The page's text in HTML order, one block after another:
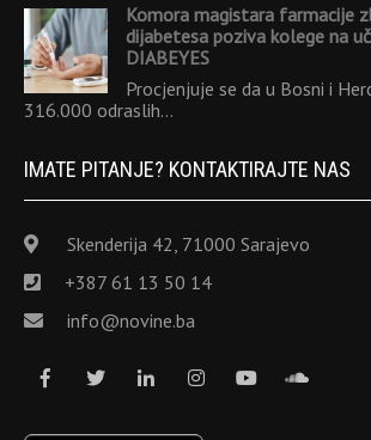
Komora magistara farmacije
dijabetesa poziva kolege na
DIABEYES
Procjenjuje se da u Bosni i
316.000 odraslih…
IMATE PITANJE? KONTAKTIRAJTE NAS
Skenderija 42, 71000 Sarajevo
+387 61 13 50 14
info@novine.ba